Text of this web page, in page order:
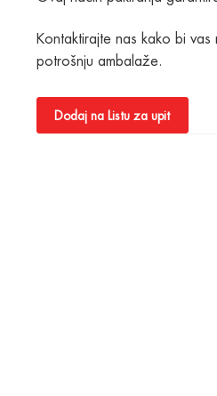
Kontaktirajte nas kako bi
potrošnju ambalaže.
Dodaj na Listu za upit